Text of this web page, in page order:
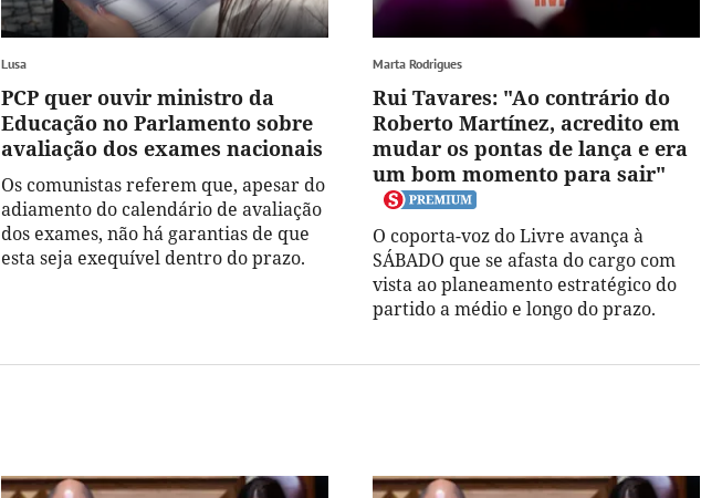
Lusa
PCP quer ouvir ministro da
Educação no Parlamento sobre
avaliação dos exames nacionais
Os comunistas referem que, apesar do
adiamento do calendário de avaliação
dos exames, não há garantias de que
esta seja exequível dentro do prazo.
Marta Rodrigues
Rui Tavares: "Ao contrário do
Roberto Martínez, acredito em
mudar os pontas de lança e era
um bom momento para sair"
O coporta-voz do Livre avança à
SÁBADO que se afasta do cargo com
vista ao planeamento estratégico do
partido a médio e longo do prazo.